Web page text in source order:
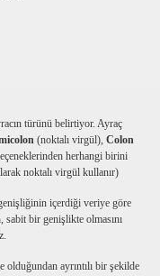
türünü belirtiyor. Ayraç
(noktalı virgül), Colon
herhangi birini
noktalı virgül kullanır)
içerdiği veriye göre
, sabit bir genişlikte olmasını
olduğundan ayrıntılı bir şekilde